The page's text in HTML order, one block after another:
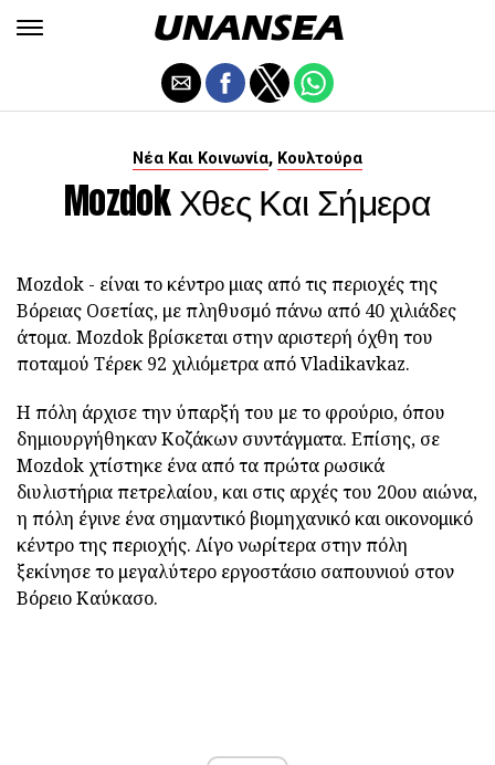
Νέα Και Κοινωνία, Κουλτούρα
Mozdok Χθες Και Σήμερα
Mozdok - είναι το κέντρο μιας από τις περιοχές της
Βόρειας Οσετίας, με πληθυσμό πάνω από 40 χιλιάδες
άτομα. Mozdok βρίσκεται στην αριστερή όχθη του
ποταμού Τέρεκ 92 χιλιόμετρα από Vladikavkaz.
Η πόλη άρχισε την ύπαρξή του με το φρούριο, όπου
δημιουργήθηκαν Κοζάκων συντάγματα. Επίσης, σε
Mozdok χτίστηκε ένα από τα πρώτα ρωσικά
διυλιστήρια πετρελαίου, και στις αρχές του 20ου αιώνα,
η πόλη έγινε ένα σημαντικό βιομηχανικό και οικονομικό
κέντρο της περιοχής. Λίγο νωρίτερα στην πόλη
ξεκίνησε το μεγαλύτερο εργοστάσιο σαπουνιού στον
Βόρειο Καύκασο.